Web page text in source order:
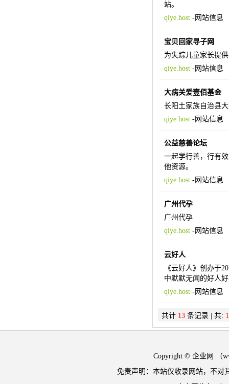
站。
qiye.host-网站信息
宝贝回家寻子网
为失踪儿童家长提
qiye.host-网站信息
大病关爱壹佰基金
长阳土家族自治县
qiye.host-网站信息
公益慈善论坛
一起学行善，行有
他资源。
qiye.host-网站信息
广州代孕
广州代孕
qiye.host-网站信息
云好人
《云好人》创办于
中默默无闻的好人
qiye.host-网站信息
共计 13条记录 | 共: 1
Copyright © 企业网 （
免责声明：本站仅收录网站，不对